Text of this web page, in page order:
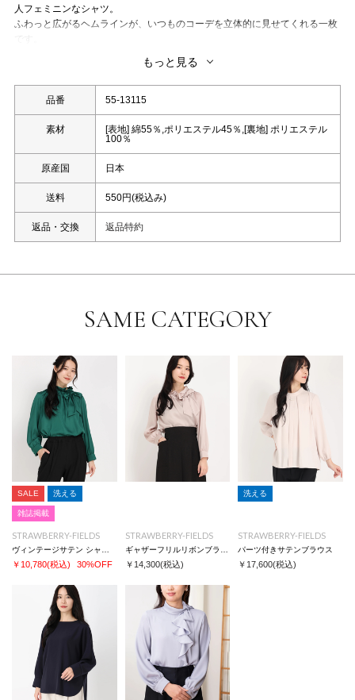
人フェミニンなシャツ。
ふわっと広がるヘムラインが、いつものコーデを立体的に見せてくれる一枚
ボトムインせずともバランスが取りやすい丈感で、着るだけでこなれたスタ
イルが完成します。
甘さと上品さを兼ね備えた、STRAWBERRY-FIELDSらしい秋の主役トップ
スです。
洗濯：洗濯機使用可
もっと見る
品番 55-13115
素材
[表地] 綿55％,ポリエステル45％,[裏地] ポリエステル
100％
原産国 日本
送料 550円(税込み)
返品・交換 返品特約
SAME CATEGORY
SALE 洗える
雑誌掲載
STRAWBERRY-FIELDS
￥10,780(税込) 30%OFF
STRAWBERRY-FIELDS
￥14,300(税込)
洗える
STRAWBERRY-FIELDS
パーツ付きサテンブラウス
￥17,600(税込)